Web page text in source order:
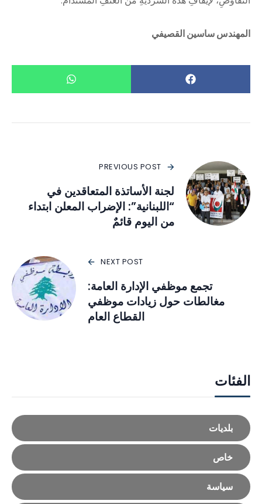
المهندس ساسين القصيفي
PREVIOUS POST
لجنة الأساتذة المتعاقدين في
“اللبنانية”: الإضراب المعلن ابتداء
من اليوم قائمٌ
NEXT POST
تجمع موظفي الإدارة العامة:
مغالطات حول زيادات موظفي
القطاع العام
الفئات
بلديات
خاص
سياسة